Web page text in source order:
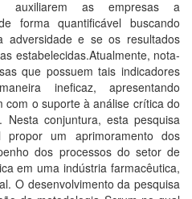
auxiliarem as empresas a
forma quantificável buscando
adversidade e se os resultados
estabelecidas.Atualmente, nota­
que possuem tais indicadores
ineficaz, apresentando
com o suporte à análise crítica do
Nesta conjuntura, esta pesquisa
propor um aprimoramento dos
dos processos do setor de
em uma indústria farmacêutica,
O desenvolvimento da pesquisa